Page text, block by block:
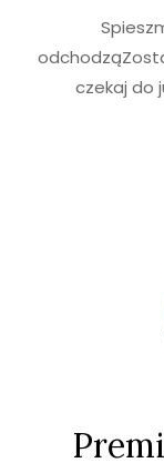
czekaj do